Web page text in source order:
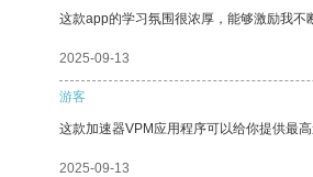
这款app的学习氛围很浓厚，能够激励我不
2025-09-13
游客
这款加速器VPM应用程序可以给你提供最高
2025-09-13